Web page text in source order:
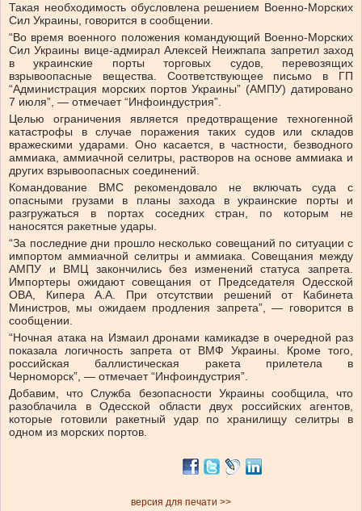
Такая необходимость обусловлена решением Военно-Морских
Сил Украины, говорится в сообщении.
“Во время военного положения командующий Военно-Морских
Сил Украины вице-адмирал Алексей Неижпапа запретил заход
в украинские порты торговых судов, перевозящих
взрывоопасные вещества. Соответствующее письмо в ГП
“Администрация морских портов Украины” (АМПУ) датировано
7 июля”, — отмечает “Инфоиндустрия”.
Целью ограничения является предотвращение техногенной
катастрофы в случае поражения таких судов или складов
вражескими ударами. Оно касается, в частности, безводного
аммиака, аммиачной селитры, растворов на основе аммиака и
других взрывоопасных соединений.
Командование ВМС рекомендовало не включать суда с
опасными грузами в планы захода в украинские порты и
разгружаться в портах соседних стран, по которым не
наносятся ракетные удары.
“За последние дни прошло несколько совещаний по ситуации с
импортом аммиачной селитры и аммиака. Совещания между
АМПУ и ВМЦ закончились без изменений статуса запрета.
Импортеры ожидают совещания от Председателя Одесской
ОВА, Кипера А.А. При отсутствии решений от Кабинета
Министров, мы ожидаем продления запрета”, — говорится в
сообщении.
“Ночная атака на Измаил дронами камикадзе в очередной раз
показала логичность запрета от ВМФ Украины. Кроме того,
российская баллистическая ракета прилетела в
Черноморск”, — отмечает “Инфоиндустрия”.
Добавим, что Служба безопасности Украины
сообщила, что
разоблачила в Одесской области двух российских агентов,
которые готовили ракетный удар по хранилищу селитры в
одном из морских портов.
версия для печати >>